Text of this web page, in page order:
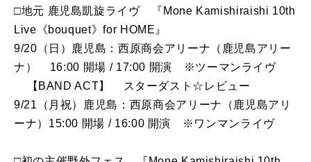
□地元 鹿児島凱旋ライヴ 『Mone Kamishiraishi 10th
Live《bouquet》for HOME』
9/20（日）鹿児島：西原商会アリーナ（鹿児島アリー
ナ） 16:00 開場 / 17:00 開演 ※ツーマンライヴ
【BAND ACT】 スターダスト☆レビュー
9/21（月祝）鹿児島：西原商会アリーナ（鹿児島アリ
ーナ）15:00 開場 / 16:00 開演 ※ワンマンライヴ